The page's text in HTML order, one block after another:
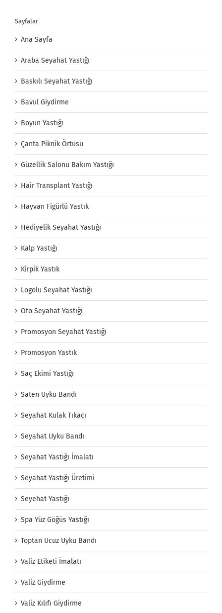
Sayfalar
Ana Sayfa
Araba Seyahat Yastığı
Baskılı Seyahat Yastığı
Bavul Giydirme
Boyun Yastığı
Çanta Piknik Örtüsü
Güzellik Salonu Bakım Yastığı
Hair Transplant Yastığı
Hayvan Figürlü Yastık
Hediyelik Seyahat Yastığı
Kalp Yastığı
Kirpik Yastık
Logolu Seyahat Yastığı
Oto Seyahat Yastığı
Promosyon Seyahat Yastığı
Promosyon Yastık
Saç Ekimi Yastığı
Saten Uyku Bandı
Seyahat Kulak Tıkacı
Seyahat Uyku Bandı
Seyahat Yastığı İmalatı
Seyahat Yastığı Üretimi
Seyehat Yastığı
Spa Yüz Göğüs Yastığı
Toptan Ucuz Uyku Bandı
Valiz Etiketi İmalatı
Valiz Giydirme
Valiz Kılıfı Giydirme